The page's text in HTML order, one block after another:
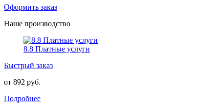
Оформить заказ
Наше производство
8.8 Платные услуги
Быстрый заказ
от 892 руб.
Подробнее